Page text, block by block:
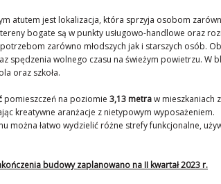
atutem jest lokalizacja, która sprzyja osobom
bogate są w punkty usługowo-handlowe oraz
zarówno młodszych jak i starszych osób.
spędzenia wolnego czasu na świeżym powietrzu. W
oraz szkoła.
pomieszczeń na poziomie 3,13 metraw mieszkaniach
kreatywne aranżacje z nietypowym wyposażeniem.
można łatwo wydzielić różne strefy funkcjonalne,
budowy zaplanowano na II kwartał 2023 r.